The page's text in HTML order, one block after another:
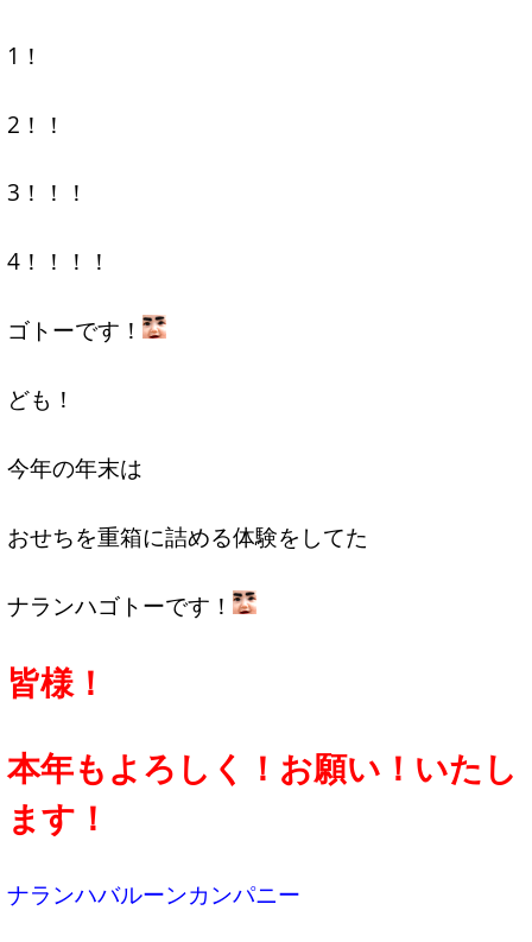
1！
2！！
3！！！
4！！！！
ゴトーです！
ども！
今年の年末は
おせちを重箱に詰める体験をしてた
ナランハゴトーです！
皆様！
本年もよろしく！お願い！いたし
ます！
ナランハバルーンカンパニー